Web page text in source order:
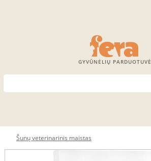
GYVŪNĖLIŲ PARDUOTUVĖ
Šunų veterinarinis maistas